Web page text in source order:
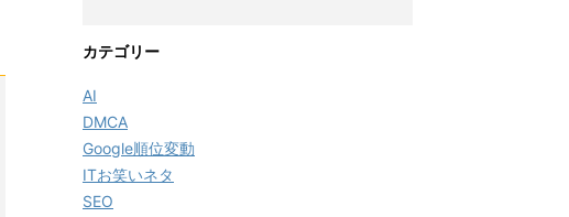
カテゴリー
AI
DMCA
Google順位変動
ITお笑いネタ
SEO